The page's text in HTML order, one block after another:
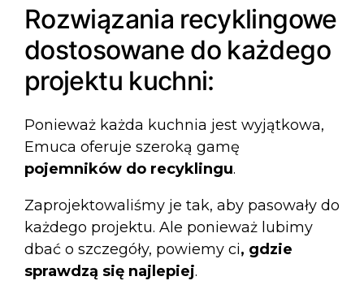
Rozwiązania recyklingowe
dostosowane do każdego
projektu kuchni:
Ponieważ każda kuchnia jest wyjątkowa,
Emuca oferuje szeroką gamę
pojemników do recyklingu.
Zaprojektowaliśmy je tak, aby pasowały do
każdego projektu. Ale ponieważ lubimy
dbać o szczegóły, powiemy ci, gdzie
sprawdzą się najlepiej.